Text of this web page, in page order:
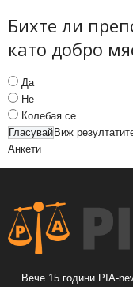
Бихте ли
като добро
Да
Не
Колебая се
Виж
Анкети
Вече 15 години PIA-